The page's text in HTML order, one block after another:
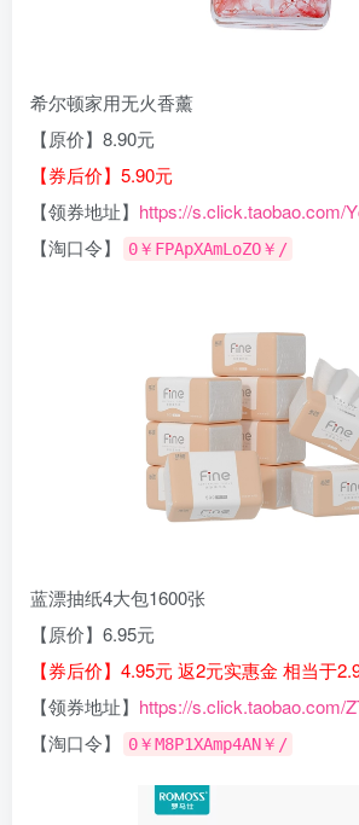
希尔顿家用无火香薰
【原价】8.90元
【券后价】5.90元
【领券地址】 https://s.click.taobao.com/
【淘口令】
0￥FPApXAmLoZO￥/
蓝漂抽纸4大包1600张
【原价】6.95元
【券后价】4.95元 返2元实惠金 相当于
【领券地址】 https://s.click.taobao.com/
【淘口令】
0￥M8P1XAmp4AN￥/